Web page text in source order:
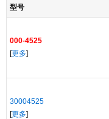
型号
000-4525
[更多]
30004525
[更多]